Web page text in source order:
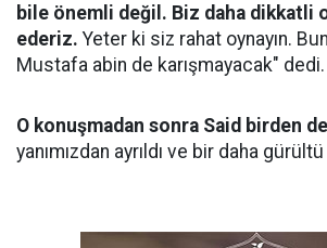
bile önemli değil. Biz daha dikkatli
ederiz. Yeter ki siz rahat oynayın.
Mustafa abin de karışmayacak" dedi.
O konuşmadan sonra Said birden
yanımızdan ayrıldı ve bir daha gürültü